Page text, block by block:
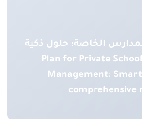
الخاصة: حلول ذكية
لإدارة شاملة Plan for Private School
Management:
comprehensive